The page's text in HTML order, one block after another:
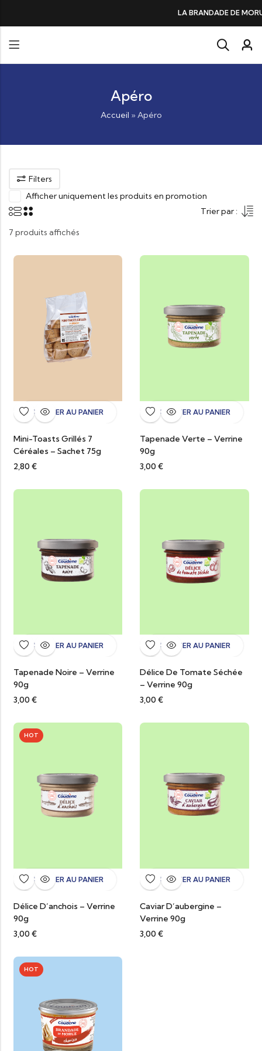
DE MORUE PRÉFÉRÉE DES GOURMANDS, N°1 DANS LES CŒURS ET
Apéro
Accueil » Apéro
Filters
Afficher uniquement les produits en promotion
Trier par :
7 produits affichés
AJOUTER AU PANIER
Mini-Toasts Grillés 7
Céréales – Sachet 75g
2,80 €
AJOUTER AU PANIER
Tapenade Verte – Verrine
90g
3,00 €
AJOUTER AU PANIER
Tapenade Noire – Verrine
90g
3,00 €
AJOUTER AU PANIER
Délice De Tomate Séchée
– Verrine 90g
3,00 €
HOT
AJOUTER AU PANIER
Délice D’anchois – Verrine
90g
3,00 €
AJOUTER AU PANIER
Caviar D’aubergine –
Verrine 90g
3,00 €
HOT